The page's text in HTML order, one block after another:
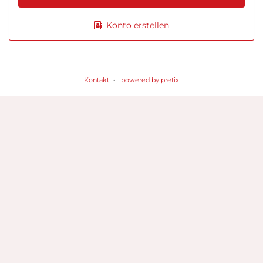
Konto erstellen
Kontakt powered by pretix